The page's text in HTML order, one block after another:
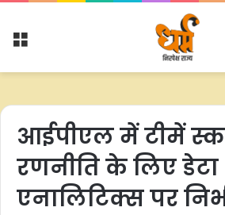
Menu
आईपीएल में टीमें
रणनीति के लिए डेटा
एनालिटिक्स पर